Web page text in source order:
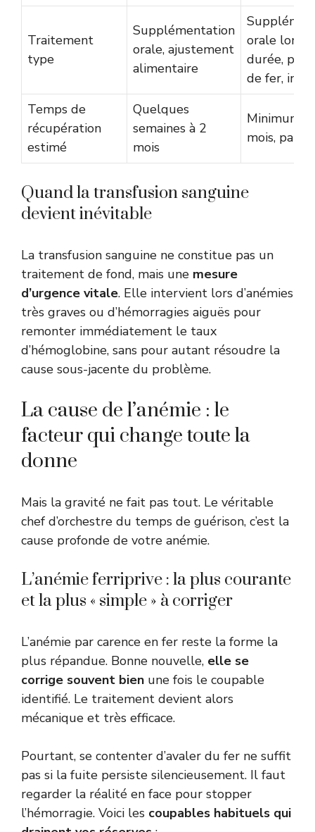
Traitement
type
Supplémentation
orale, ajustement
alimentaire
orale
durée,
de fer,
Temps de
récupération
estimé
Quelques
semaines à 2
mois
Minimum 3
mois,
Quand la transfusion sanguine
devient inévitable
La transfusion sanguine ne constitue pas un
traitement de fond, mais une mesure
d’urgence vitale. Elle intervient lors d’anémies
très graves ou d’hémorragies aiguës pour
remonter immédiatement le taux
d’hémoglobine, sans pour autant résoudre la
cause sous-jacente du problème.
La cause de l’anémie : le
facteur qui change toute la
donne
Mais la gravité ne fait pas tout. Le véritable
chef d’orchestre du temps de guérison, c’est la
cause profonde de votre anémie.
L’anémie ferriprive : la plus courante
et la plus « simple » à corriger
L’anémie par carence en fer reste la forme la
plus répandue. Bonne nouvelle, elle se
corrige souvent bien une fois le coupable
identifié. Le traitement devient alors
mécanique et très efficace.
Pourtant, se contenter d’avaler du fer ne suffit
pas si la fuite persiste silencieusement. Il faut
regarder la réalité en face pour stopper
l’hémorragie. Voici les coupables habituels qui